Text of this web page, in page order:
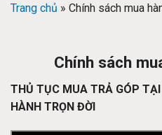
Trang chủ » Chính sách mua
Chính sách
THỦ TỤC MUA TRẢ GÓP
HÀNH TRỌN ĐỜI